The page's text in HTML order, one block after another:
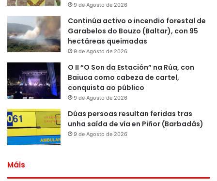
9 de Agosto de 2026
Continúa activo o incendio forestal de
Garabelos do Bouzo (Baltar), con 95
hectáreas queimadas
9 de Agosto de 2026
O II “O Son da Estación” na Rúa, con
Baiuca como cabeza de cartel,
conquista ao público
9 de Agosto de 2026
Dúas persoas resultan feridas tras
unha saída de vía en Piñor (Barbadás)
9 de Agosto de 2026
Máis